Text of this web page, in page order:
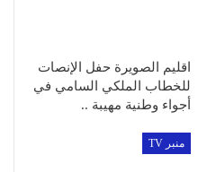
اقليم الصويرة حفل الإنصات
للخطاب الملكي السامي في
أجواء وطنية مهيبة ..
منبر TV